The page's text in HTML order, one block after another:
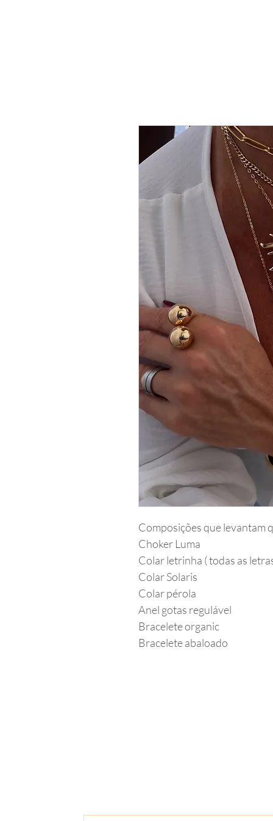
Composições que levantam
Choker Luma
Colar letrinha ( todas as
Colar Solaris
Colar pérola
Anel gotas regulável
Bracelete organic
Bracelete abaloado